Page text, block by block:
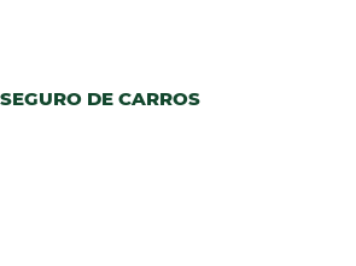
SEGURO DE CARROS